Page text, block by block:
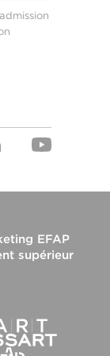
EFAP
supérieur